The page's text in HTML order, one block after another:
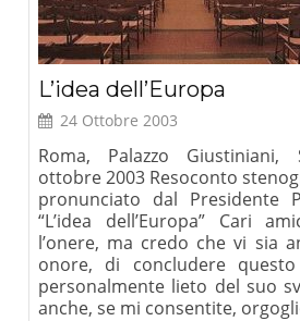
L’idea dell’Europa
24 Ottobre 2003
Roma, Palazzo
ottobre 2003 Resoconto
pronunciato dal Presidente
“L’idea dell’Europa” Cari
l’onere, ma credo che vi sia
onore, di concludere
personalmente lieto del suo
anche, se mi consentite,